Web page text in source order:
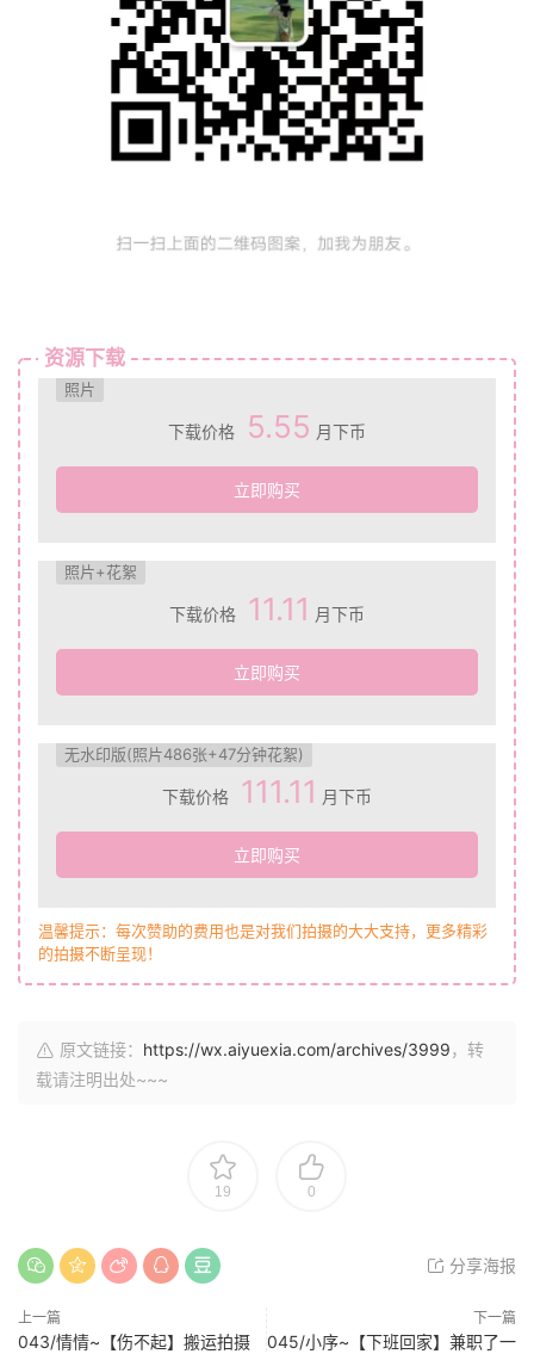
资源下载
照片
下载价格 5.55 月下币
立即购买
照片+花絮
下载价格 11.11 月下币
立即购买
无水印版(照片486张+47分钟花絮)
下载价格 111.11 月下币
立即购买
温馨提示：每次赞助的费用也是对我们拍摄的大大支持，更多精彩
的拍摄不断呈现！
原文链接： https://wx.aiyuexia.com/archives/3999，转
载请注明出处~~~
19 0
分享海报
上一篇
043/情情~【伤不起】搬运拍摄
下一篇
045/小序~【下班回家】兼职了一